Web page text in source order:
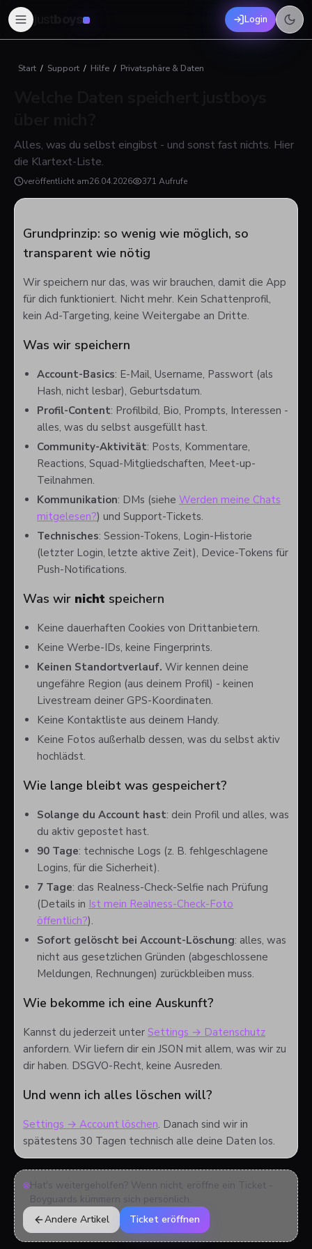
boys Login
Start / Support / Hilfe / Privatsphäre & Daten
Alles, was du selbst eingibst - und sonst fast nichts. Hier
die Klartext-Liste.
veröffentlicht am26.04.2026 371 Aufrufe
Grundprinzip: so wenig wie möglich, so
transparent wie nötig
Wir speichern nur das, was wir brauchen, damit die App
für dich funktioniert. Nicht mehr. Kein Schattenprofil,
kein Ad-Targeting, keine Weitergabe an Dritte.
Was wir speichern
Account-Basics: E-Mail, Username, Passwort (als
Hash, nicht lesbar), Geburtsdatum.
Profil-Content: Profilbild, Bio, Prompts, Interessen -
alles, was du selbst ausgefüllt hast.
Community-Aktivität: Posts, Kommentare,
Reactions, Squad-Mitgliedschaften, Meet-up-
Teilnahmen.
Kommunikation: DMs (siehe Werden meine Chats
mitgelesen?) und Support-Tickets.
Technisches: Session-Tokens, Login-Historie
(letzter Login, letzte aktive Zeit), Device-Tokens für
Push-Notifications.
Was wir nicht speichern
Keine dauerhaften Cookies von Drittanbietern.
Keine Werbe-IDs, keine Fingerprints.
Keinen Standortverlauf. Wir kennen deine
ungefähre Region (aus deinem Profil) - keinen
Livestream deiner GPS-Koordinaten.
Keine Kontaktliste aus deinem Handy.
Keine Fotos außerhalb dessen, was du selbst aktiv
hochlädst.
Wie lange bleibt was gespeichert?
Solange du Account hast: dein Profil und alles, was
du aktiv gepostet hast.
90 Tage: technische Logs (z. B. fehlgeschlagene
Logins, für die Sicherheit).
7 Tage: das Realness-Check-Selfie nach Prüfung
(Details in Ist mein Realness-Check-Foto
öffentlich?).
Sofort gelöscht bei Account-Löschung: alles, was
nicht aus gesetzlichen Gründen (abgeschlossene
Meldungen, Rechnungen) zurückbleiben muss.
Wie bekomme ich eine Auskunft?
Kannst du jederzeit unter Settings → Datenschutz
anfordern. Wir liefern dir ein JSON mit allem, was wir zu
dir haben. DSGVO-Recht, keine Ausreden.
Und wenn ich alles löschen will?
Settings → Account löschen. Danach sind wir in
spätestens 30 Tagen technisch alle deine Daten los.
Hat's weitergeholfen? Wenn nicht, eröffne ein Ticket -
Boyguards kümmern sich persönlich.
Andere Artikel
Ticket eröffnen